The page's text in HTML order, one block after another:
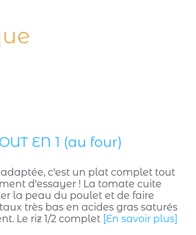
EN 1 (au four)
c'est un plat complet tout
d'essayer ! La tomate cuite
la peau du poulet et de faire
très bas en acides gras saturés
Le riz 1/2 complet [En savoir plus]